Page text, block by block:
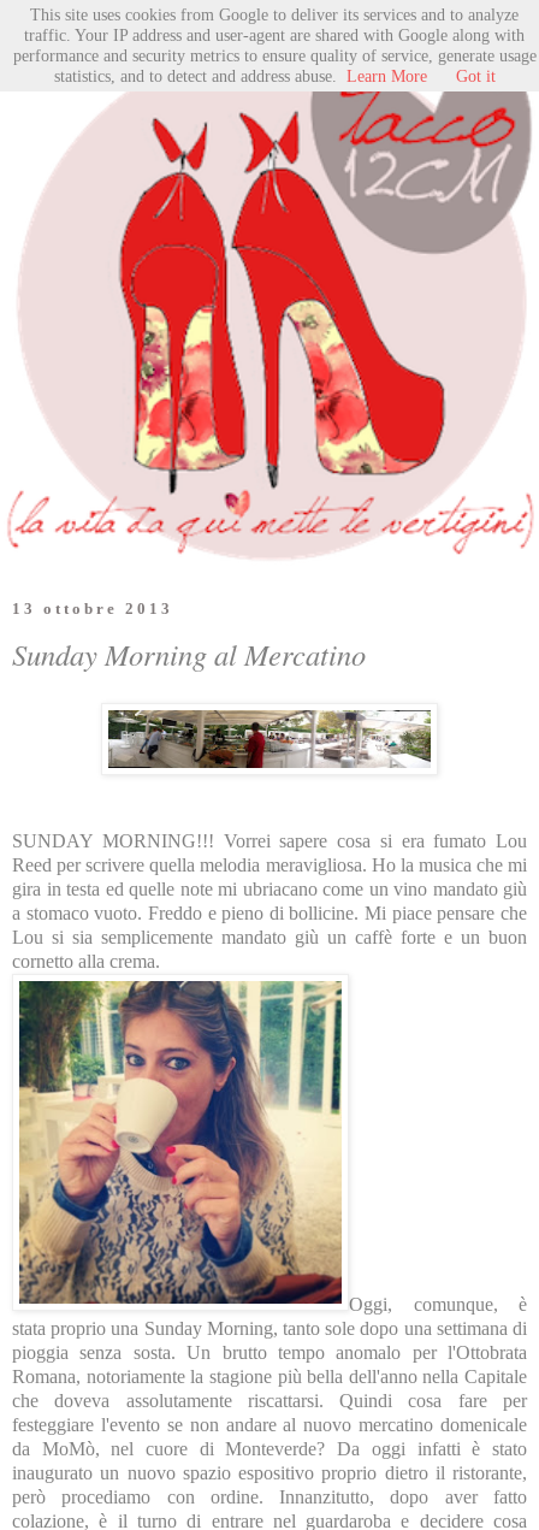
13 ottobre 2013
Sunday Morning al Mercatino
SUNDAY MORNING!!! Vorrei sapere cosa si era fumato Lou
Reed per scrivere quella melodia meravigliosa. Ho la musica che mi
gira in testa ed quelle note mi ubriacano come un vino mandato giù
a stomaco vuoto. Freddo e pieno di bollicine. Mi piace pensare che
Lou si sia semplicemente mandato giù un caffè forte e un buon
cornetto alla crema.
Oggi, comunque, è
stata proprio una Sunday Morning, tanto sole dopo una settimana di
pioggia senza sosta. Un brutto tempo anomalo per l'Ottobrata
Romana, notoriamente la stagione più bella dell'anno nella Capitale
che doveva assolutamente riscattarsi. Quindi cosa fare per
festeggiare l'evento se non andare al nuovo mercatino domenicale
da MoMò, nel cuore di Monteverde? Da oggi infatti è stato
inaugurato un nuovo spazio espositivo proprio dietro il ristorante,
però procediamo con ordine. Innanzitutto, dopo aver fatto
colazione, è il turno di entrare nel guardaroba e decidere cosa
This site uses cookies from Google to deliver its services and to analyze
traffic. Your IP address and user-agent are shared with Google along with
performance and security metrics to ensure quality of service, generate usage
statistics, and to detect and address abuse.
Learn More Got it